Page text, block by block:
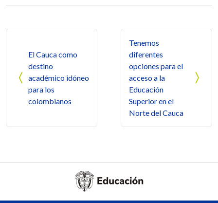
El Cauca como
destino
académico idóneo
para los
colombianos
Tenemos
diferentes
opciones para el
acceso a la
Educación
Superior en el
Norte del Cauca